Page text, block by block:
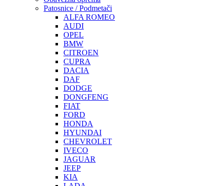
Patosnice / Podmetači
ALFA ROMEO
AUDI
OPEL
BMW
CITROEN
CUPRA
DACIA
DAF
DODGE
DONGFENG
FIAT
FORD
HONDA
HYUNDAI
CHEVROLET
IVECO
JAGUAR
JEEP
KIA